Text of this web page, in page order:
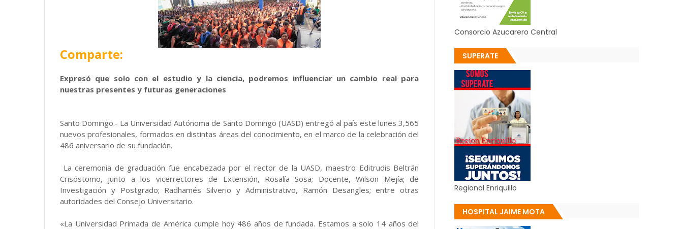
Comparte:
Expresó que solo con el estudio y la ciencia, podremos influenciar un cambio real para
nuestras presentes y futuras generaciones
Santo Domingo.- La Universidad Autónoma de Santo Domingo (UASD) entregó al país este lunes 3,565
nuevos profesionales, formados en distintas áreas del conocimiento, en el marco de la celebración del
486 aniversario de su fundación.
La ceremonia de graduación fue encabezada por el rector de la UASD, maestro Editrudis Beltrán
Crisóstomo, junto a los vicerrectores de Extensión, Rosalía Sosa; Docente, Wilson Mejía; de
Investigación y Postgrado; Radhamés Silverio y Administrativo, Ramón Desangles; entre otras
autoridades del Consejo Universitario.
«La Universidad Primada de América cumple hoy 486 años de fundada. Estamos a solo 14 años del
Consorcio Azucarero Central
SUPERATE
Regional Enriquillo
HOSPITAL JAIME MOTA